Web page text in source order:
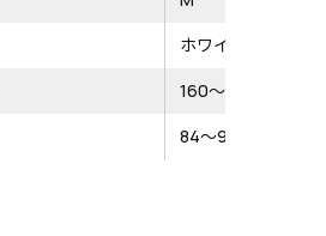
ホワイト
160～170
84～92